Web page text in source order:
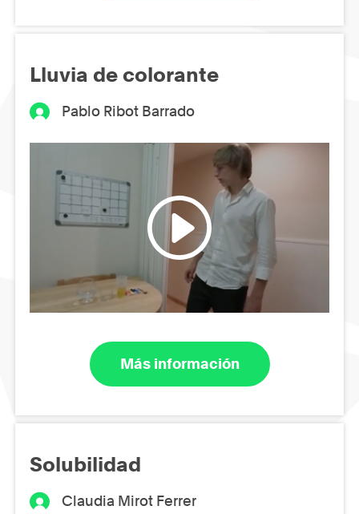
Lluvia de colorante
Pablo Ribot Barrado
Más información
Solubilidad
Claudia Mirot Ferrer